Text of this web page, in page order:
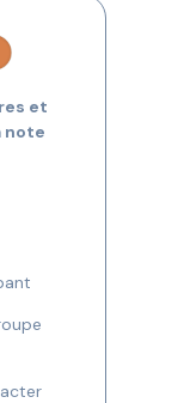
et
note